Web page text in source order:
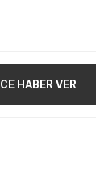
HABER VER